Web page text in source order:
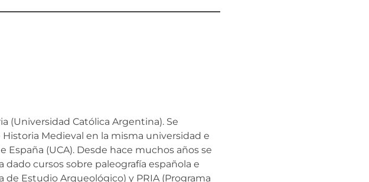
(Universidad Católica Argentina). Se
Medieval en la misma universidad e
(UCA). Desde hace muchos años se
cursos sobre paleografía española e
de Estudio Arqueológico) y PRIA (Programa